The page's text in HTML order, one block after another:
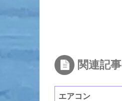
関連記事
エアコン